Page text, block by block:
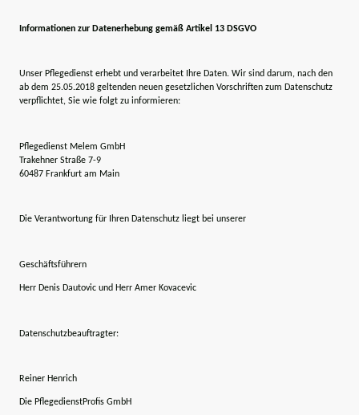
Informationen zur Datenerhebung gemäß Artikel 13 DSGVO
Unser Pflegedienst erhebt und verarbeitet Ihre Daten. Wir sind darum, nach den
ab dem 25.05.2018 geltenden neuen gesetzlichen Vorschriften zum Datenschutz
verpflichtet, Sie wie folgt zu informieren:
Pflegedienst Melem GmbH
Trakehner Straße 7-9
60487 Frankfurt am Main
Die Verantwortung für Ihren Datenschutz liegt bei unserer
Geschäftsführern
Herr Denis Dautovic und Herr Amer Kovacevic
Datenschutzbeauftragter:
Reiner Henrich
Die PflegedienstProfis GmbH